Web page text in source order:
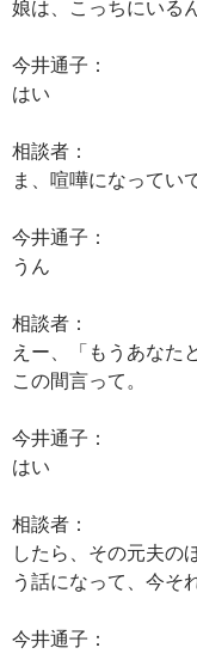
娘は、こっちにいる
今井通子：
はい
相談者：
ま、喧嘩になっていて
今井通子：
うん
相談者：
えー、「もうあなた
この間言って。
今井通子：
はい
相談者：
したら、その元夫の
う話になって、今そ
今井通子：